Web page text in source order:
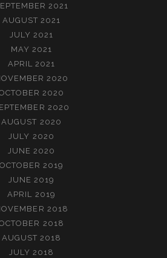
2021
AUGUST 2021
JULY 2021
MAY 2021
APRIL 2021
2020
2020
2020
AUGUST 2020
JULY 2020
JUNE 2020
OCTOBER 2019
JUNE 2019
APRIL 2019
2018
2018
AUGUST 2018
JULY 2018